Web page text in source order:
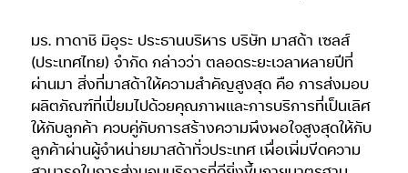
มร. ทาดาชิ มิอุระ ประธานบริหาร บริษัท มาสด้า เซลส์
(ประเทศไทย) จำกัด กล่าวว่า ตลอดระยะเวลาหลายปีที่
ผ่านมา สิ่งที่มาสด้าให้ความสำคัญสูงสุด คือ การส่งมอบ
ผลิตภัณฑ์ที่เปี่ยมไปด้วยคุณภาพและการบริการที่เป็นเลิศ
ให้กับลูกค้า ควบคู่กับการสร้างความพึงพอใจสูงสุดให้กับ
ลูกค้าผ่านผู้จำหน่ายมาสด้าทั่วประเทศ เพื่อเพิ่มขีดความ